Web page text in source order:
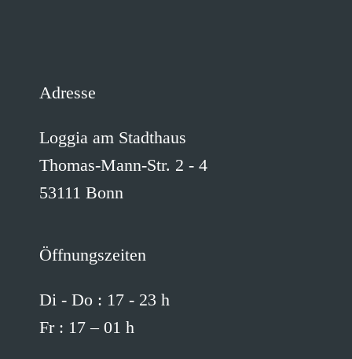
Adresse
Loggia am Stadthaus
Thomas-Mann-Str. 2 - 4
53111 Bonn
Öffnungszeiten
Di - Do : 17 - 23 h
Fr : 17 – 01 h